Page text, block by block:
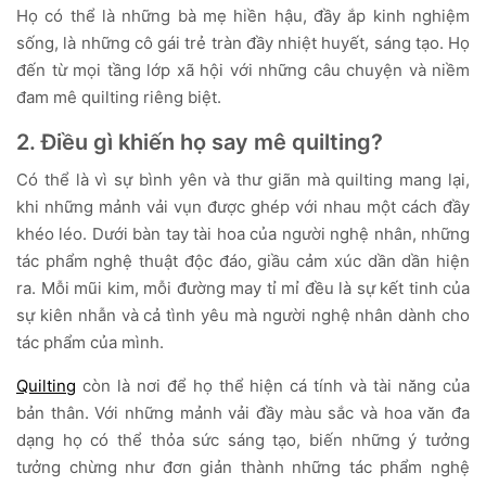
Họ có thể là những bà mẹ hiền hậu, đầy ắp kinh nghiệm
sống, là những cô gái trẻ tràn đầy nhiệt huyết, sáng tạo. Họ
đến từ mọi tầng lớp xã hội với những câu chuyện và niềm
đam mê quilting riêng biệt.
2. Điều gì khiến họ say mê quilting?
Có thể là vì sự bình yên và thư giãn mà quilting mang lại,
khi những mảnh vải vụn được ghép với nhau một cách đầy
khéo léo. Dưới bàn tay tài hoa của người nghệ nhân, những
tác phẩm nghệ thuật độc đáo, giầu cảm xúc dần dần hiện
ra. Mỗi mũi kim, mỗi đường may tỉ mỉ đều là sự kết tinh của
sự kiên nhẫn và cả tình yêu mà người nghệ nhân dành cho
tác phẩm của mình.
Quilting còn là nơi để họ thể hiện cá tính và tài năng của
bản thân. Với những mảnh vải đầy màu sắc và hoa văn đa
dạng họ có thể thỏa sức sáng tạo, biến những ý tưởng
tưởng chừng như đơn giản thành những tác phẩm nghệ